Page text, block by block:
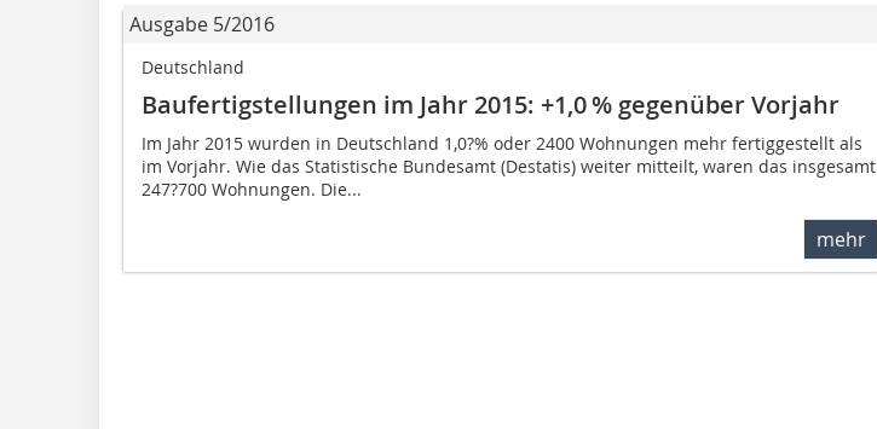
Ausgabe 5/2016
Deutschland
Baufertigstellungen im Jahr 2015: +1,0 % gegenüber Vorjahr
Im Jahr 2015 wurden in Deutschland 1,0?% oder 2400 Wohnungen mehr fertiggestellt als
im Vorjahr. Wie das Statistische Bundesamt (Destatis) weiter mitteilt, waren das insgesamt
247?700 Wohnungen. Die...
mehr